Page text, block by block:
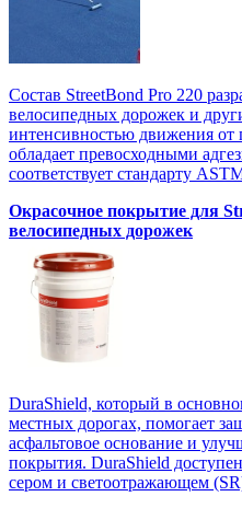
Состав StreetBond Pro 220
велосипедных дорожек и
интенсивностью движения
обладает превосходными
соответствует стандарту
Окрасочное покрытие для
велосипедных дорожек
DuraShield, который в
местных дорогах, помогает
асфальтовое основание и
покрытия. DuraShield
сером и светоотражающем